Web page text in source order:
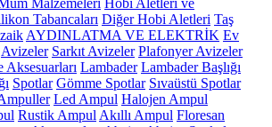
Malzemeleri Hobi Aletleri ve
Tabancaları Diğer Hobi Aletleri Taş
AYDINLATMA VE ELEKTRİK Ev
Avizeler Sarkıt Avizeler Plafonyer Avizeler
Aksesuarları Lambader Lambader Başlığı
Spotlar Gömme Spotlar Sıvaüstü Spotlar
Led Ampul Halojen Ampul
Rustik Ampul Akıllı Ampul Floresan